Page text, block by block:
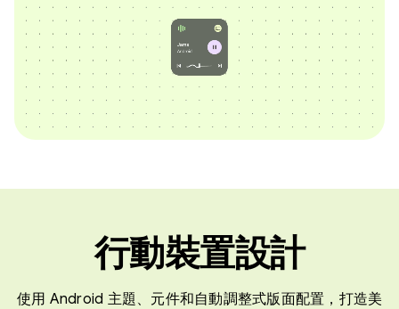
行動裝置設計
使用 Android 主題、元件和自動調整式版面配置，打造美